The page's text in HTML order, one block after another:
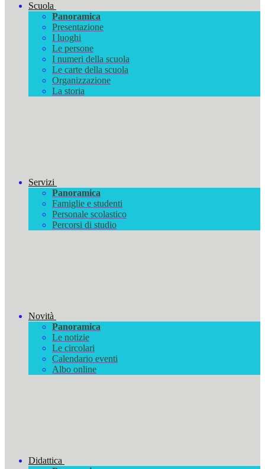
Scuola
Panoramica
Presentazione
I luoghi
Le persone
I numeri della scuola
Le carte della scuola
Organizzazione
La storia
Servizi
Panoramica
Famiglie e studenti
Personale scolastico
Percorsi di studio
Novità
Panoramica
Le notizie
Le circolari
Calendario eventi
Albo online
Didattica